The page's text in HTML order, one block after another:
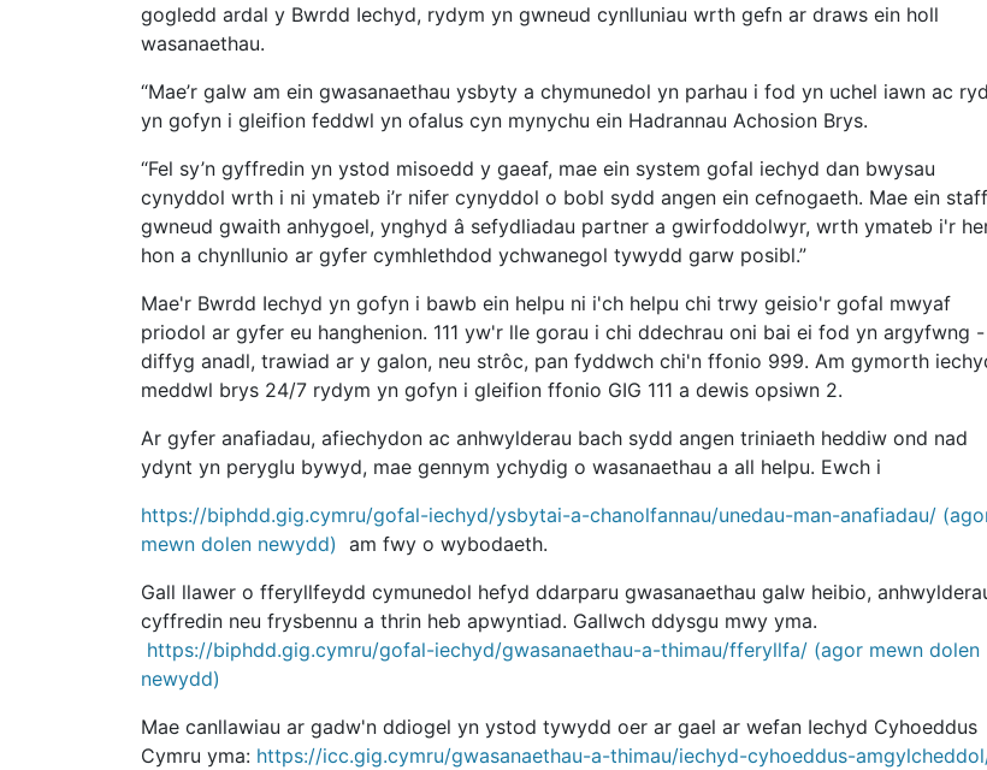
gogledd ardal y Bwrdd Iechyd, rydym yn gwneud cynlluniau wrth gefn ar draws ein holl
wasanaethau.
“Mae’r galw am ein gwasanaethau ysbyty a chymunedol yn parhau i fod yn uchel iawn ac
yn gofyn i gleifion feddwl yn ofalus cyn mynychu ein Hadrannau Achosion Brys.
“Fel sy’n gyffredin yn ystod misoedd y gaeaf, mae ein system gofal iechyd dan bwysau
cynyddol wrth i ni ymateb i’r nifer cynyddol o bobl sydd angen ein cefnogaeth. Mae ein
gwneud gwaith anhygoel, ynghyd â sefydliadau partner a gwirfoddolwyr, wrth ymateb i'r
hon a chynllunio ar gyfer cymhlethdod ychwanegol tywydd garw posibl.”
Mae'r Bwrdd Iechyd yn gofyn i bawb ein helpu ni i'ch helpu chi trwy geisio'r gofal mwyaf
priodol ar gyfer eu hanghenion. 111 yw'r lle gorau i chi ddechrau oni bai ei fod yn argyfwng -
diffyg anadl, trawiad ar y galon, neu strôc, pan fyddwch chi'n ffonio 999. Am gymorth
meddwl brys 24/7 rydym yn gofyn i gleifion ffonio GIG 111 a dewis opsiwn 2.
Ar gyfer anafiadau, afiechydon ac anhwylderau bach sydd angen triniaeth heddiw ond nad
ydynt yn peryglu bywyd, mae gennym ychydig o wasanaethau a all helpu. Ewch i
https://biphdd.gig.cymru/gofal-iechyd/ysbytai-a-chanolfannau/unedau-man-anafiadau/
mewn dolen newydd) am fwy o wybodaeth.
Gall llawer o fferyllfeydd cymunedol hefyd ddarparu gwasanaethau galw heibio,
cyffredin neu frysbennu a thrin heb apwyntiad. Gallwch ddysgu mwy yma.
https://biphdd.gig.cymru/gofal-iechyd/gwasanaethau-a-thimau/fferyllfa/ (agor mewn dolen
newydd)
Mae canllawiau ar gadw'n ddiogel yn ystod tywydd oer ar gael ar wefan Iechyd Cyhoeddus
Cymru yma: https://icc.gig.cymru/gwasanaethau-a-thimau/iechyd-cyhoeddus-